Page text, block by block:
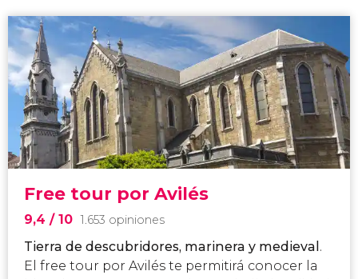
Free tour por Avilés
9,4 / 10 1.653 opiniones
Tierra de descubridores, marinera y medieval .
El free tour por Avilés te permitirá conocer la